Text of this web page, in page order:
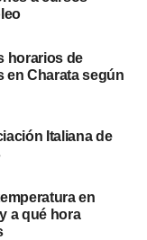
horarios de
en Charata según
Italiana de
en
a qué hora